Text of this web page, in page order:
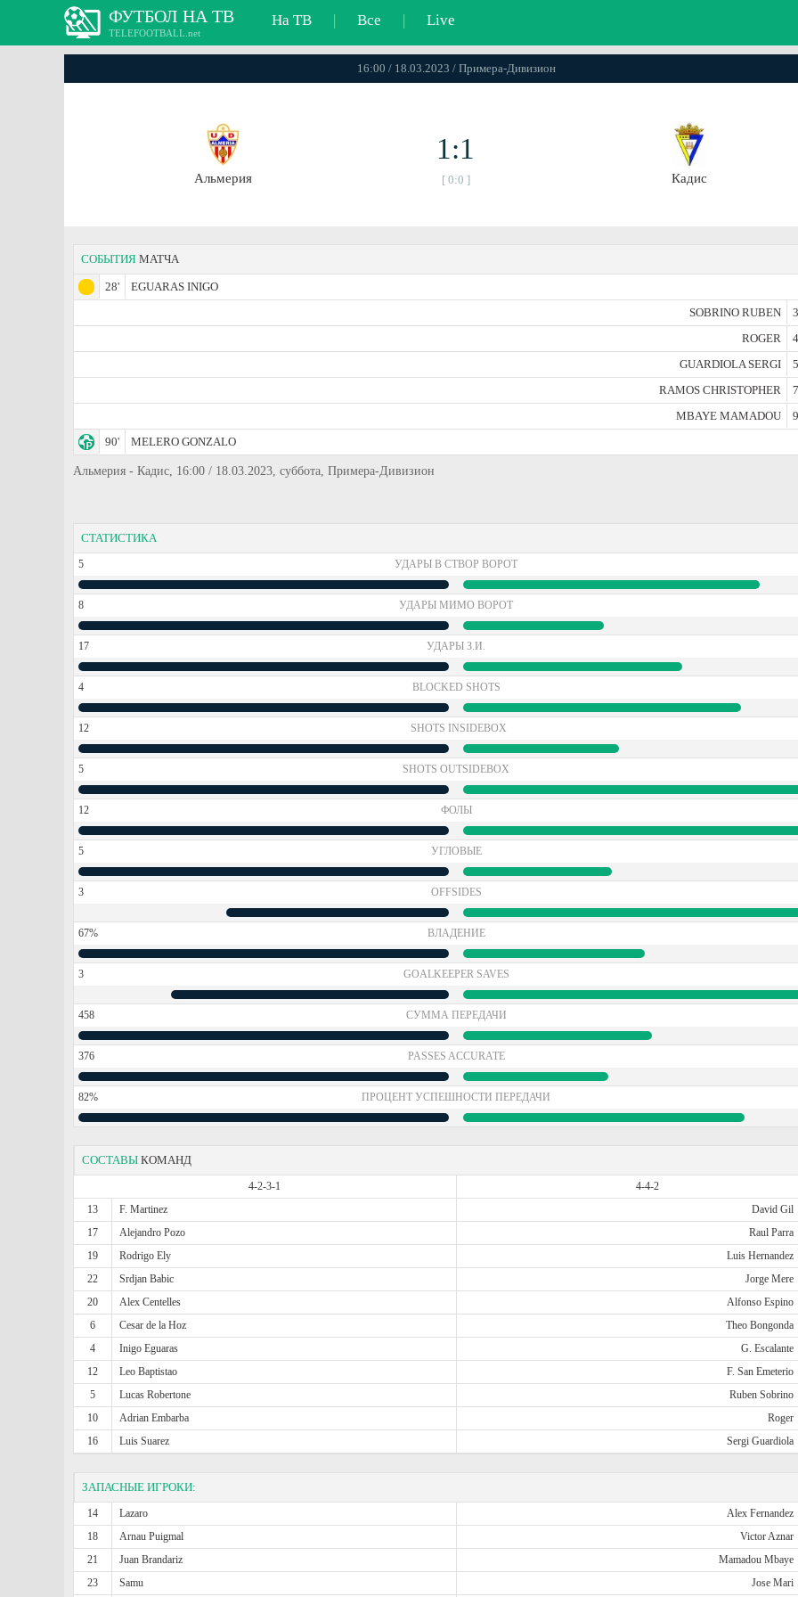
ФУТБОЛ НА ТВ
TELEFOOTBALL.net
На ТВ | Все | Live
16:00 / 18.03.2023 / Примера-Дивизион
Альмерия
1:1
[ 0:0 ] Кадис
СОБЫТИЯ МАТЧА
28'
EGUARAS INIGO
SOBRINO RUBEN
ROGER
GUARDIOLA SERGI
RAMOS CHRISTOPHER
MBAYE MAMADOU
90'
MELERO GONZALO
Альмерия - Кадис, 16:00 / 18.03.2023, суббота, Примера-Дивизион
СТАТИСТИКА
5 УДАРЫ В СТВОР ВОРОТ
8 УДАРЫ МИМО ВОРОТ
17 УДАРЫ З.И.
4 BLOCKED SHOTS
12 SHOTS INSIDEBOX
5 SHOTS OUTSIDEBOX
12 ФОЛЫ
5 УГЛОВЫЕ
3 OFFSIDES
67% ВЛАДЕНИЕ
3 GOALKEEPER SAVES
458 СУММА ПЕРЕДАЧИ
376 PASSES ACCURATE
82% ПРОЦЕНТ УСПЕШНОСТИ ПЕРЕДАЧИ
СОСТАВЫ КОМАНД
4-2-3-1
4-4-2
13
F. Martinez
David Gil
17
Alejandro Pozo
Raul Parra
19
Rodrigo Ely
Luis Hernandez
22
Srdjan Babic
Jorge Mere
20
Alex Centelles
Alfonso Espino
6
Cesar de la Hoz
Theo Bongonda
4
Inigo Eguaras
G. Escalante
12
Leo Baptistao
F. San Emeterio
5
Lucas Robertone
Ruben Sobrino
10
Adrian Embarba
Roger
16
Luis Suarez Sergi Guardiola
ЗАПАСНЫЕ ИГРОКИ:
14 Lazaro
Alex Fernandez
18
Arnau Puigmal
Victor Aznar
21
Juan Brandariz
Mamadou Mbaye
23
Samu Jose Mari